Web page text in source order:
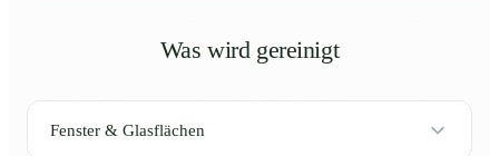
Was wird gereinigt
Fenster & Glasflächen